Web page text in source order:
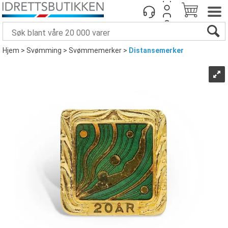
Hjem>Svømming>Svømmemerker> Distansemerker